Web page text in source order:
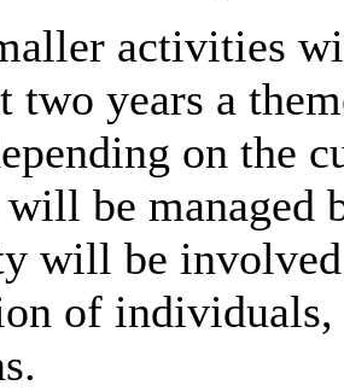
activities
two years a
on the
will be
will be
of individuals,